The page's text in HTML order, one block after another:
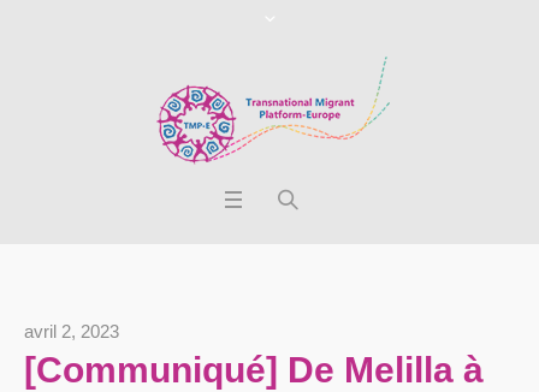
avril 2, 2023
[Communiqué] De Melilla à